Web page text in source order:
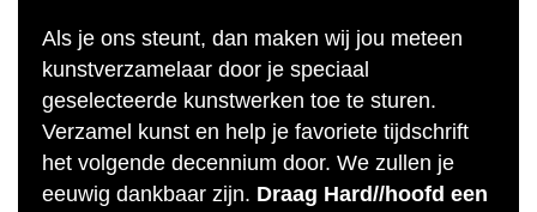
Als je ons steunt, dan maken wij jou meteen
kunstverzamelaar door je speciaal
geselecteerde kunstwerken toe te sturen.
Verzamel kunst en help je favoriete tijdschrift
het volgende decennium door. We zullen je
eeuwig dankbaar zijn. Draag Hard//hoofd een